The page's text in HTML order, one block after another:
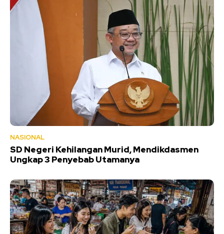
NASIONAL
SD Negeri Kehilangan Murid, Mendikdasmen
Ungkap 3 Penyebab Utamanya